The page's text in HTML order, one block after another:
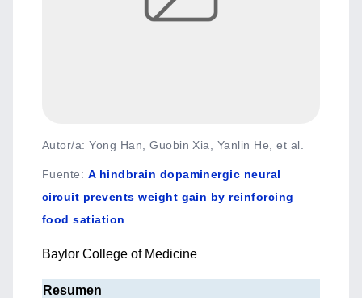
Autor/a: Yong Han, Guobin Xia, Yanlin He, et al.
Fuente: A hindbrain dopaminergic neural
circuit prevents weight gain by reinforcing
food satiation
Baylor College of Medicine
Resumen